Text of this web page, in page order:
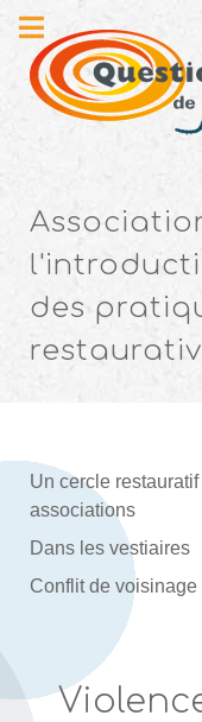
des
Un cercle restauratif
associations
Dans les vestiaires
Conflit de voisinage